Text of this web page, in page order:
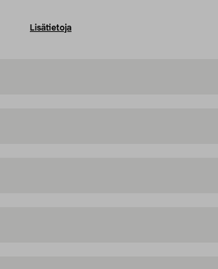
Lisätietoja